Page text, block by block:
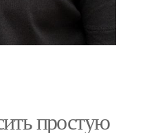
простую